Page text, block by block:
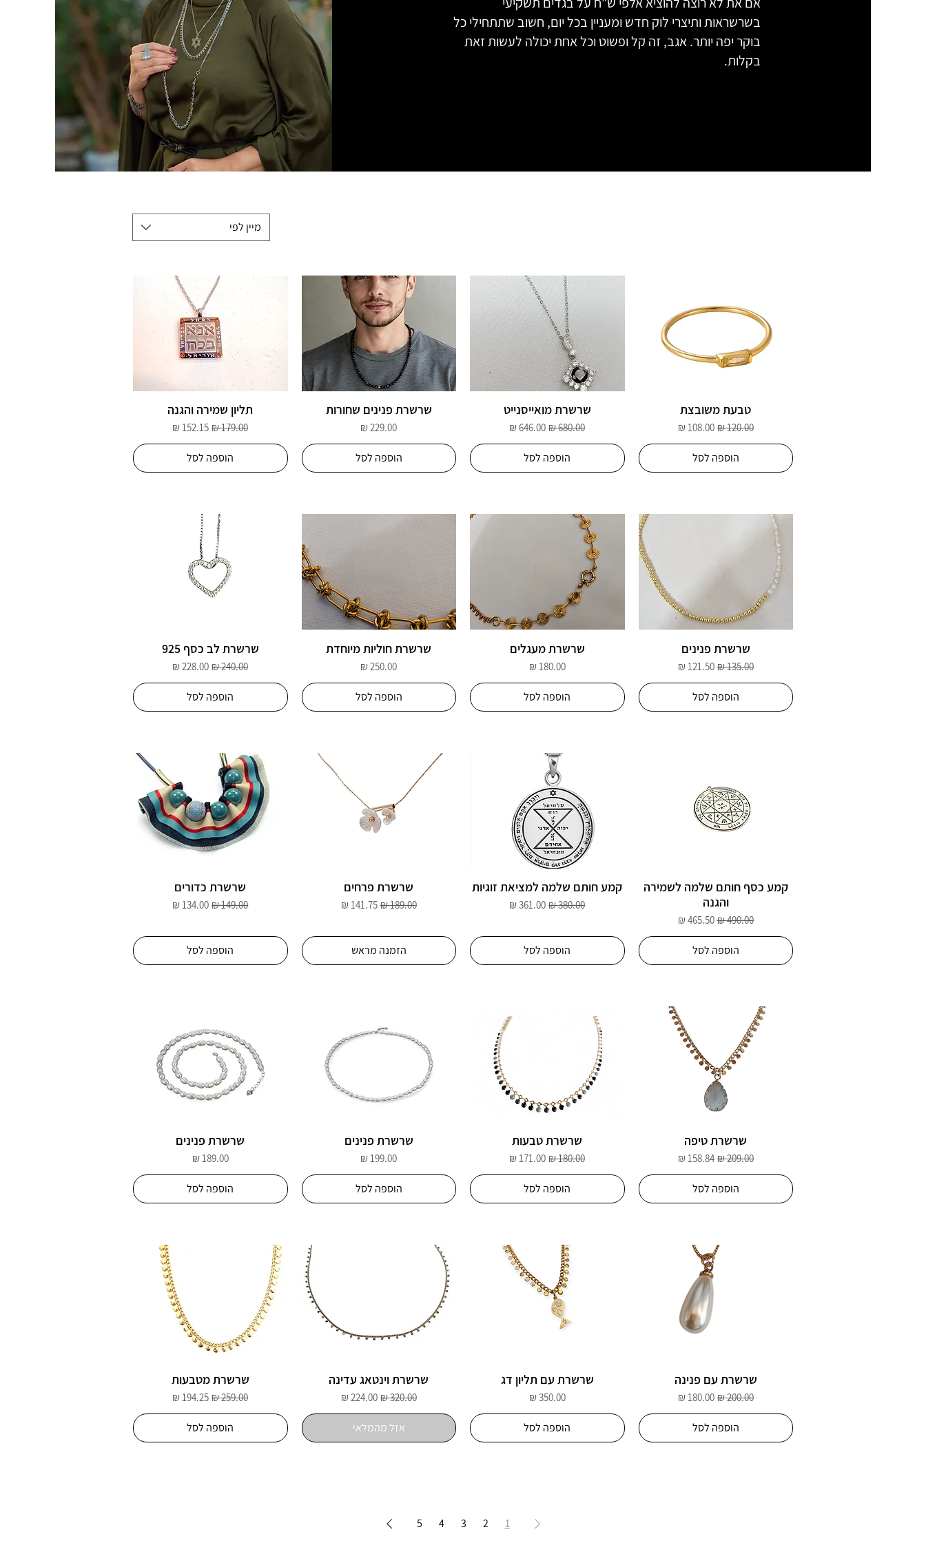
בשרשראות ותיצרי לוק חדש ומעניין בכל יום, חשוב שתתחילי כל
בוקר יפה יותר. אגב, זה קל ופשוט וכל אחת יכולה לעשות זאת
בקלות.
מיין לפי
טבעת משובצת
מחיר רגיל‏120.00 ‏₪ מחיר מבצע‏108.00 ‏₪
הוספה לסל
שרשרת מואייסנייט
מחיר רגיל‏680.00 ‏₪ מחיר מבצע
הוספה לסל
שרשרת פנינים שחורות
מחיר
הוספה לסל
תליון שמירה והגנה
מחיר רגיל‏179.00 ‏₪ מחיר מבצע
הוספה לסל
שרשרת פנינים
מחיר רגיל‏135.00 ‏₪ מחיר מבצע‏121.50 ‏₪
הוספה לסל
שרשרת מעגלים
מחיר‏180.00 ‏₪
הוספה לסל
שרשרת חוליות מיוחדת
מחיר
הוספה לסל
שרשרת לב כסף 925
מחיר רגיל‏240.00 ‏₪ מחיר מבצע
הוספה לסל
קמע כסף חותם שלמה לשמירה
והגנה
מחיר רגיל‏490.00 ‏₪ מחיר מבצע‏465.50 ‏₪
הוספה לסל
קמע חותם שלמה למציאת זוגיות
מחיר רגיל‏380.00 ‏₪ מחיר מבצע
הוספה לסל
שרשרת פרחים
מחיר רגיל‏189.00 ‏₪ מחיר מבצע‏141.75 ‏₪
הזמנה מראש
שרשרת כדורים
מחיר רגיל‏149.00 ‏₪ מחיר מבצע
הוספה לסל
שרשרת טיפה
מחיר רגיל‏209.00 ‏₪ מחיר מבצע‏158.84 ‏₪
הוספה לסל
שרשרת טבעות
מחיר רגיל‏180.00 ‏₪ מחיר מבצע
הוספה לסל
שרשרת פנינים
מחיר
הוספה לסל
שרשרת פנינים
מחיר‏189.00 ‏₪
הוספה לסל
שרשרת עם פנינה
מחיר רגיל‏200.00 ‏₪ מחיר מבצע‏180.00 ‏₪
הוספה לסל
שרשרת עם תליון דג
מחיר‏350.00 ‏₪
הוספה לסל
שרשרת וינטאג עדינה
מחיר רגיל‏320.00 ‏₪ מחיר מבצע‏224.00 ‏₪
אזל מהמלאי
שרשרת מטבעות
מחיר רגיל‏259.00 ‏₪ מחיר מבצע
הוספה לסל
1
2
3
4
5